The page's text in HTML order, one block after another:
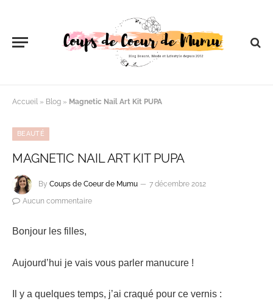
Accueil » Blog » Magnetic Nail Art Kit PUPA
BEAUTÉ
MAGNETIC NAIL ART KIT PUPA
By Coups de Coeur de Mumu
7 décembre 2012
Aucun commentaire
Bonjour les filles,
Aujourd’hui je vais vous parler manucure !
Il y a quelques temps, j’ai craqué pour ce vernis :